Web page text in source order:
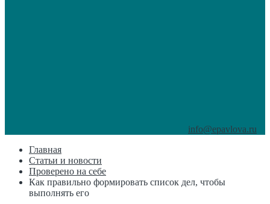
info@epavlova.ru
Главная
Статьи и новости
Проверено на себе
Как правильно формировать список дел, чтобы
выполнять его